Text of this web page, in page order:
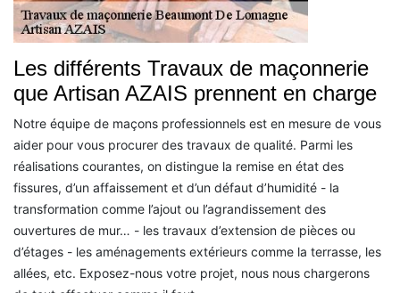
Les différents Travaux de maçonnerie
que Artisan AZAIS prennent en charge
Notre équipe de maçons professionnels est en mesure de vous
aider pour vous procurer des travaux de qualité. Parmi les
réalisations courantes, on distingue la remise en état des
fissures, d’un affaissement et d’un défaut d’humidité - la
transformation comme l’ajout ou l’agrandissement des
ouvertures de mur… - les travaux d’extension de pièces ou
d’étages - les aménagements extérieurs comme la terrasse, les
allées, etc. Exposez-nous votre projet, nous nous chargerons